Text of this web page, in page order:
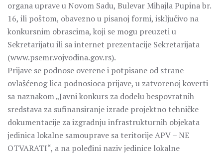
organa uprave u Novom Sadu, Bulevar Mihajla Pupina br.
16, ili poštom, obavezno u pisanoj formi, isključivo na
konkursnim obrascima, koji se mogu preuzeti u
Sekretarijatu ili sa internet prezentacije Sekretarijata
(www.psemr.vojvodina.gov.rs).
Prijave se podnose overene i potpisane od strane
ovlašćenog lica podnosioca prijave, u zatvorenoj koverti
sa naznakom „Javni konkurs za dodelu bespovratnih
sredstava za sufinansiranje izrade projektno tehničke
dokumentacije za izgradnju infrastrukturnih objekata
jedinica lokalne samouprave sa teritorije APV – NE
OTVARATI“, a na poleđini naziv jedinice lokalne